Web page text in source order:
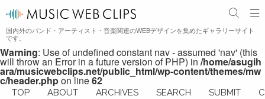
国内外のバンド・アーティスト・音楽関連のWEBデザインを集めたギャラリーサイト
です。
Warning: Use of undefined constant nav - assumed 'nav' (this
will throw an Error in a future version of PHP) in /home/asugih
ara/musicwebclips.net/public_html/wp-content/themes/mw
c/header.phpon line62
TOP ABOUT ARCHIVES SEARCH SUBMIT